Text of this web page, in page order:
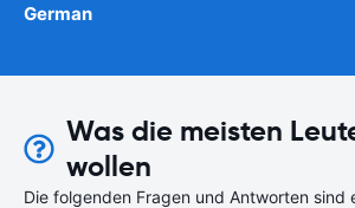
German
Was die meisten
wollen
Die folgenden Fragen und Antworten sind